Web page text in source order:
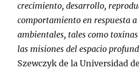
crecimiento, desarrollo,
comportamiento en respuesta a
ambientales, tales como
las misiones del espacio
Szewczyk de la Universidad